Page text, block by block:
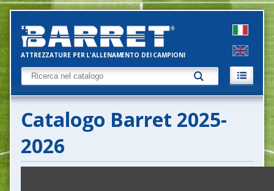
ATTREZZATURE PER L'ALLENAMENTO DEI CAMPIONI
Catalogo Barret 2025-
2026